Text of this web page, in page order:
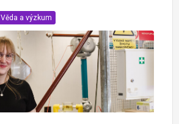
Věda a výzkum